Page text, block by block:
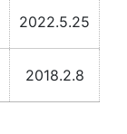
2022.5.25
2018.2.8